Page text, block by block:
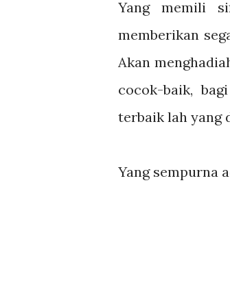
Yang memili
memberikan
Akan
cocok-baik,
terbaik lah yang
Yang sempurna